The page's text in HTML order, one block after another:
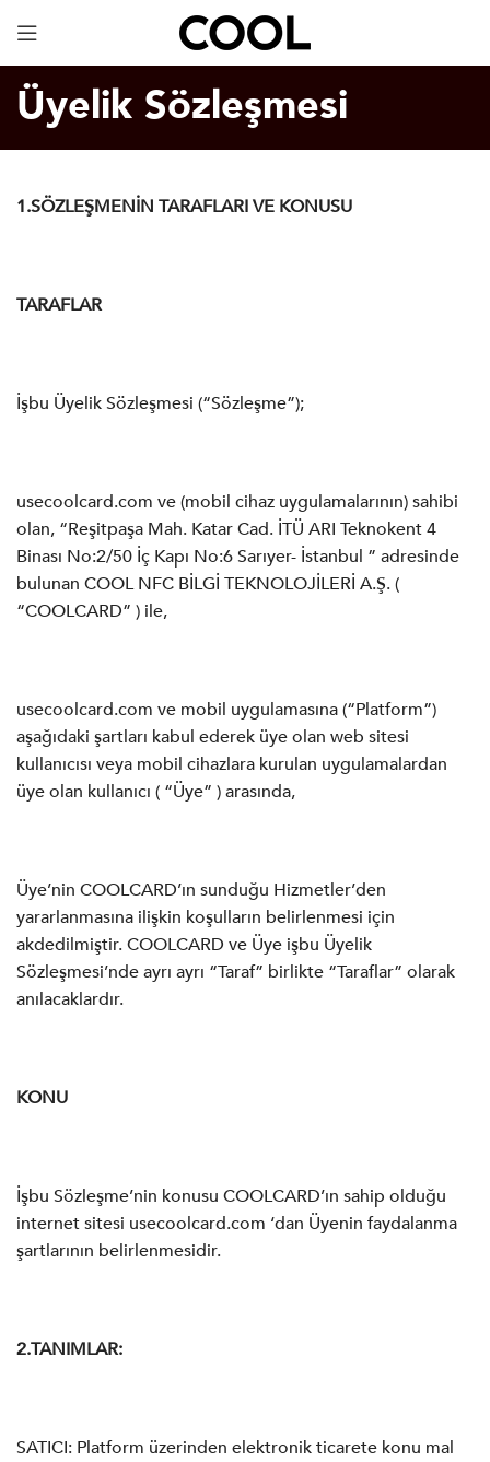
Üyelik Sözleşmesi
1.SÖZLEŞMENİN TARAFLARI VE KONUSU
TARAFLAR
İşbu Üyelik Sözleşmesi (“Sözleşme”);
usecoolcard.com ve (mobil cihaz uygulamalarının) sahibi
olan, “Reşitpaşa Mah. Katar Cad. İTÜ ARI Teknokent 4
Binası No:2/50 İç Kapı No:6 Sarıyer- İstanbul ” adresinde
bulunan COOL NFC BİLGİ TEKNOLOJİLERİ A.Ş. (
“COOLCARD” ) ile,
usecoolcard.com ve mobil uygulamasına (“Platform”)
aşağıdaki şartları kabul ederek üye olan web sitesi
kullanıcısı veya mobil cihazlara kurulan uygulamalardan
üye olan kullanıcı ( “Üye” ) arasında,
Üye’nin COOLCARD’ın sunduğu Hizmetler’den
yararlanmasına ilişkin koşulların belirlenmesi için
akdedilmiştir. COOLCARD ve Üye işbu Üyelik
Sözleşmesi’nde ayrı ayrı “Taraf” birlikte “Taraflar” olarak
anılacaklardır.
KONU
İşbu Sözleşme’nin konusu COOLCARD’ın sahip olduğu
internet sitesi usecoolcard.com ‘dan Üyenin faydalanma
şartlarının belirlenmesidir.
2.TANIMLAR:
SATICI: Platform üzerinden elektronik ticarete konu mal